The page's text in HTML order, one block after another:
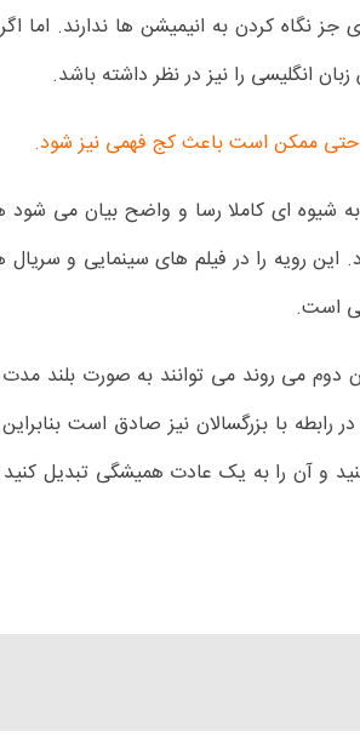
انگلیسی را نیز در نظر داشته باشد.
حتی ممکن است باعث کج فهمی نیز شود.
شیوه ای کاملا رسا و واضح بیان می
رویه را در فیلم های سینمایی و سریال
است.
دوم می روند می توانند به صورت بلند
با بزرگسالان نیز صادق است
و آن را به یک عادت همیشگی تبدیل